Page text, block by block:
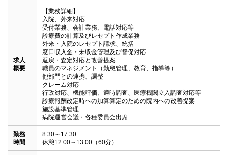
求人
概要
【業務詳細】
入院、外来対応
受付業務、会計業務、電話対応等
診療費の計算及びレセプト作成業務
外来・入院のレセプト請求、統括
窓口収入金・未収金管理及び督促対応
返戻・査定対応と改善提案
職員のマネジメント（勤怠管理、教育、指導等）
他部門との連携、調整
クレーム対応
行政対応、機能評価、適時調査、医療機関立入調査対応等
診療報酬改定時への加算算定のための院内への改善提案
施設基準管理
病院運営会議・各種委員会出席
勤務
時間
8:30～17:30
休憩12:00～13:00（60分）